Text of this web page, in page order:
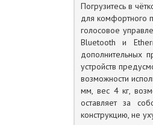
Погрузитесь в
для комфортного
голосовое
Bluetooth и
дополнительных
устройств
возможности
мм, вес 4 кг,
оставляет за
конструкцию, не